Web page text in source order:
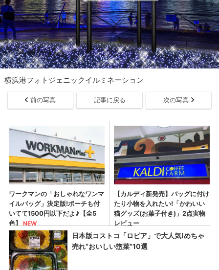
横浜港フォトジェニックイルミネーション
前の写真 記事に戻る 次の写真